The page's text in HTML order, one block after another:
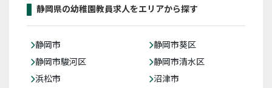
静岡県の幼稚園教員求人をエリアから探す
静岡市
静岡市葵区
静岡市駿河区
静岡市清水区
浜松市
沼津市